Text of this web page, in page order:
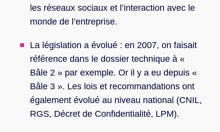
les réseaux sociaux et l’interaction avec le
monde de l’entreprise.
La législation a évolué : en 2007, on faisait
référence dans le dossier technique à «
Bâle 2 » par exemple. Or il y a eu depuis «
Bâle 3 ». Les lois et recommandations ont
également évolué au niveau national (CNIL,
RGS, Décret de Confidentialité, LPM).